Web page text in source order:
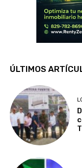
ÚLTIMOS